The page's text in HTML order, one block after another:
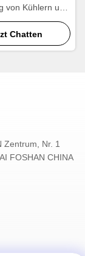
von Kühlern und
Chatten
Zentrum, Nr. 1
FOSHAN CHINA